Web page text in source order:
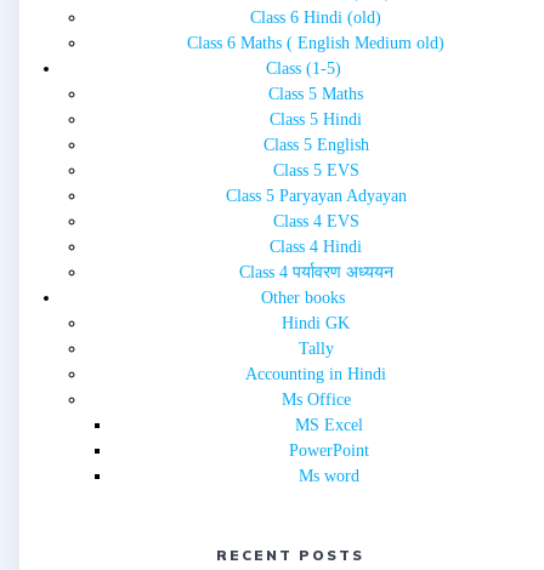
Class 6 Hindi (old)
Class 6 Maths ( English Medium old)
Class (1-5)
Class 5 Maths
Class 5 Hindi
Class 5 English
Class 5 EVS
Class 5 Paryayan Adyayan
Class 4 EVS
Class 4 Hindi
Class 4 पर्यावरण अध्ययन
Other books
Hindi GK
Tally
Accounting in Hindi
Ms Office
MS Excel
PowerPoint
Ms word
RECENT POSTS